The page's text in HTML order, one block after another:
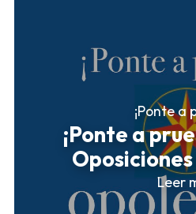
¡Ponte a
¡Ponte a
Leer